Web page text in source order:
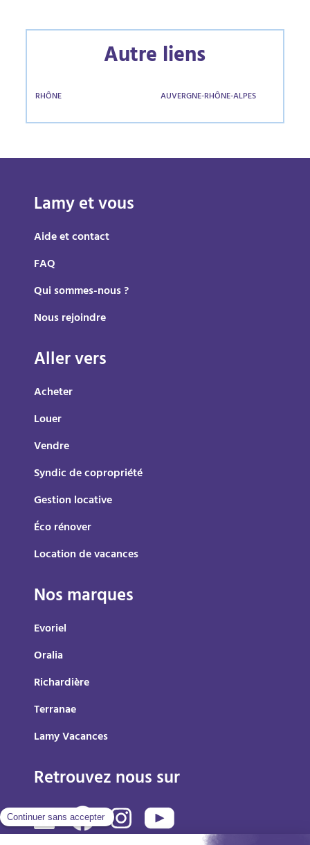
Autre liens
RHÔNE AUVERGNE-RHÔNE-ALPES
Lamy et vous
Aide et contact
FAQ
Qui sommes-nous ?
Nous rejoindre
Aller vers
Acheter
Louer
Vendre
Syndic de copropriété
Gestion locative
Éco rénover
Location de vacances
Nos marques
Evoriel
Oralia
Richardière
Terranae
Lamy Vacances
Retrouvez nous sur